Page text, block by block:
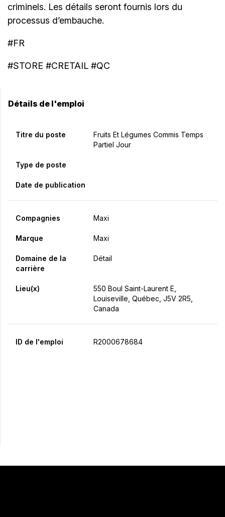
criminels. Les détails seront fournis lors du
processus d’embauche.
#FR
#STORE #CRETAIL #QC
Détails de l'emploi
Titre du poste
Fruits Et Légumes Commis Temps
Partiel Jour
Type de poste
Date de publication
Compagnies Maxi
Marque Maxi
Domaine de la
carrière
Détail
Lieu(x)
550 Boul Saint-Laurent E,
Louiseville, Québec, J5V 2R5,
Canada
ID de l'emploi R2000678684